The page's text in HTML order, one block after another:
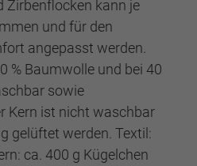
Zirbenflocken kann je
und für den
angepasst werden.
% Baumwolle und bei 40
sowie
Kern ist nicht waschbar
gelüftet werden. Textil:
ca. 400 g Kügelchen